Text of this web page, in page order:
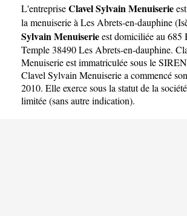
L'entrepriseClavel Sylvain Menuiserieest
la menuiserie à Les Abrets-en-dauphine(
Sylvain Menuiserieest domiciliée au 685
Temple 38490 Les Abrets-en-dauphine.
Menuiserie est immatriculée sous le
Clavel Sylvain Menuiserie a commencé
2010. Elle exerce sous la statut de la
limitée (sans autre indication).